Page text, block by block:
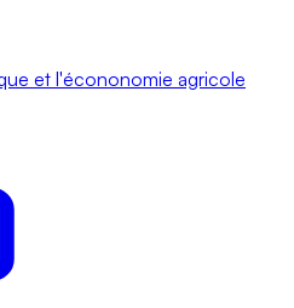
et l'écononomie agricole